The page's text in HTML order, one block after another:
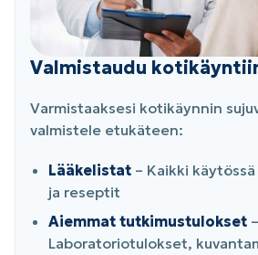
Valmistaudu
Varmistaaksesi kotikäynnin
valmistele etukäteen:
Lääkelistat – Kaikki
ja reseptit
Aiemmat tutkimustulokset –
Laboratoriotulokset,